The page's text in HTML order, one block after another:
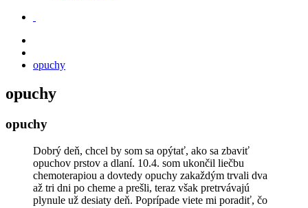
opuchy
opuchy
opuchy
Dobrý deň, chcel by som sa opýtať, ako sa zbaviť
opuchov prstov a dlaní. 10.4. som ukončil liečbu
chemoterapiou a dovtedy opuchy zakaždým trvali dva
až tri dni po cheme a prešli, teraz však pretrvávajú
plynule už desiaty deň. Poprípade viete mi poradiť, čo